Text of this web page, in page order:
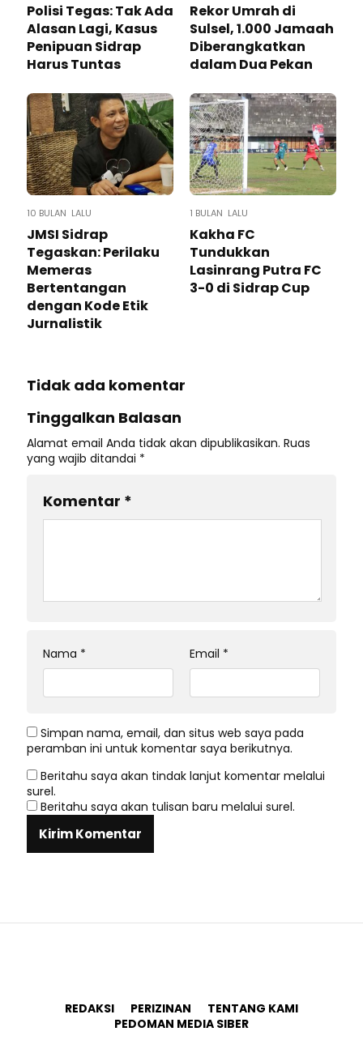
Polisi Tegas: Tak Ada
Alasan Lagi, Kasus
Penipuan Sidrap
Harus Tuntas
Rekor Umrah di
Sulsel, 1.000 Jamaah
Diberangkatkan
dalam Dua Pekan
10 BULAN LALU
JMSI Sidrap
Tegaskan: Perilaku
Memeras
Bertentangan
dengan Kode Etik
Jurnalistik
1 BULAN LALU
Kakha FC
Tundukkan
Lasinrang Putra FC
3-0 di Sidrap Cup
Tidak ada komentar
Tinggalkan Balasan
Alamat email Anda tidak akan dipublikasikan. Ruas
yang wajib ditandai *
Komentar *
Nama * Email *
Simpan nama, email, dan situs web saya pada
peramban ini untuk komentar saya berikutnya.
Beritahu saya akan tindak lanjut komentar melalui
surel.
Beritahu saya akan tulisan baru melalui surel.
REDAKSI PERIZINAN
TENTANG KAMI
PEDOMAN MEDIA SIBER